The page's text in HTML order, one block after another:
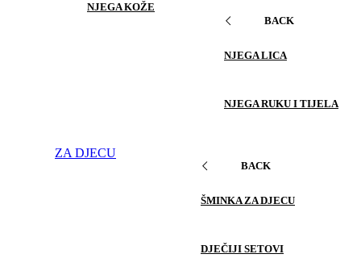
NJEGA KOŽE
BACK
NJEGA LICA
NJEGA RUKU I TIJELA
ZA DJECU
BACK
ŠMINKA ZA DJECU
DJEČIJI SETOVI